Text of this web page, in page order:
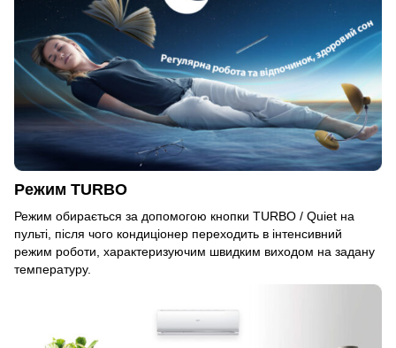
Режим TURBO
Режим обирається за допомогою кнопки TURBO / Quiet на
пульті, після чого кондиціонер переходить в інтенсивний
режим роботи, характеризуючим швидким виходом на задану
температуру.